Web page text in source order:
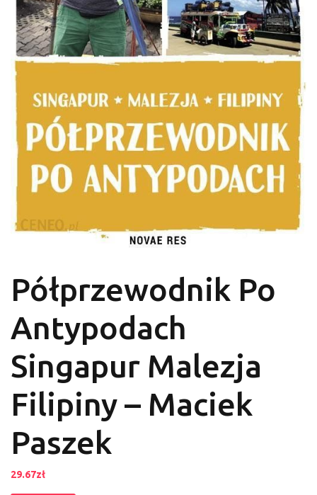
Półprzewodnik Po
Antypodach
Singapur Malezja
Filipiny – Maciek
Paszek
29.67zł